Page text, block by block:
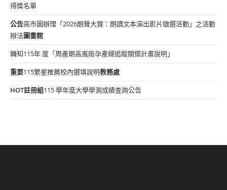
得獎名單
公告高市圖辦理「2026朗聲大賞：朗讀文本演出影片徵選活動」之活動
辦法圖書館
轉知115年 度「周產期高風險孕產婦追蹤關懷計畫說明」
重要115繁星推薦校內選填說明教務處
HOT註冊組115 學年度大學學測成績查詢公告